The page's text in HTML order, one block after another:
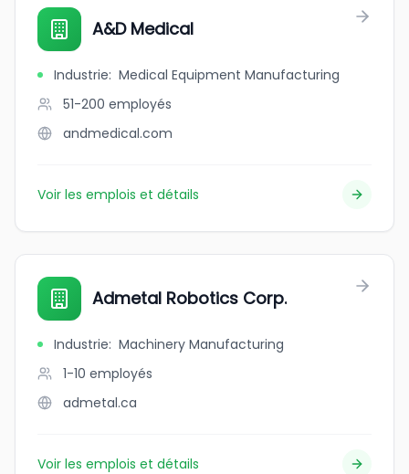
A&D Medical
Industrie: Medical Equipment Manufacturing
51-200 employés
andmedical.com
Voir les emplois et détails
Admetal Robotics Corp.
Industrie: Machinery Manufacturing
1-10 employés
admetal.ca
Voir les emplois et détails